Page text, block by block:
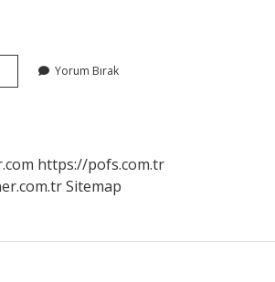
Sermaye
Yorum Bırak
https://pofs.com.tr
Sitemap